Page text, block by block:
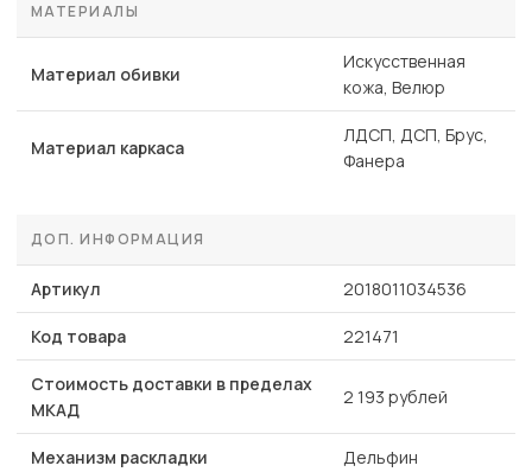
МАТЕРИАЛЫ
Материал обивки
Искусственная
кожа, Велюр
Материал каркаса
ЛДСП, ДСП, Брус,
Фанера
ДОП. ИНФОРМАЦИЯ
Артикул 2018011034536
Код товара 221471
Стоимость доставки в пределах
МКАД
2 193 рублей
Механизм раскладки Дельфин